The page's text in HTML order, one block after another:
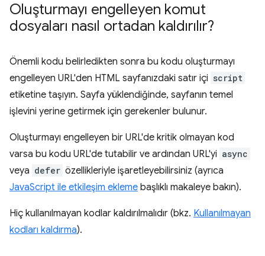
Oluşturmayı engelleyen komut
dosyaları nasıl ortadan kaldırılır?
Önemli kodu belirledikten sonra bu kodu oluşturmayı
engelleyen URL'den HTML sayfanızdaki satır içi script
etiketine taşıyın. Sayfa yüklendiğinde, sayfanın temel
işlevini yerine getirmek için gerekenler bulunur.
Oluşturmayı engelleyen bir URL'de kritik olmayan kod
varsa bu kodu URL'de tutabilir ve ardından URL'yi async
veya defer özellikleriyle işaretleyebilirsiniz (ayrıca
JavaScript ile etkileşim ekleme başlıklı makaleye bakın).
Hiç kullanılmayan kodlar kaldırılmalıdır (bkz. Kullanılmayan
kodları kaldırma).